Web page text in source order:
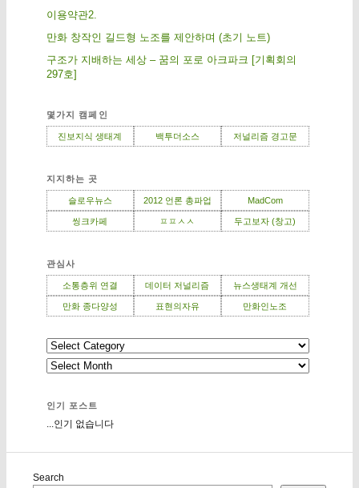
이용약관2.
만화 창작인 길드형 노조를 제안하며 (초기 노트)
구조가 지배하는 세상 – 꿈의 포로 아크파크 [기획회의
297호]
몇가지 캠페인
진보지식 생태계 백투더소스 저널리즘 경고문
지지하는 곳
슬로우뉴스 2012 언론 총파업 MadCom
씽크카페 ㅍㅍㅅㅅ 두고보자 (창고)
관심사
소통층위 연결 데이터 저널리즘 뉴스생태계 개선
만화 종다양성 표현의자유 만화인노조
인기 포스트
...인기 없습니다
Search